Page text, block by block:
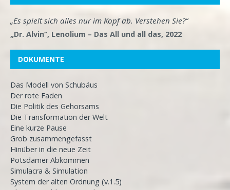
„Es spielt sich alles nur im Kopf ab. Verstehen Sie?“
„Dr. Alvin“, Lenolium – Das All und all das, 2022
DOKUMENTE
Das Modell von Schubäus
Der rote Faden
Die Politik des Gehorsams
Die Transformation der Welt
Eine kurze Pause
Grob zusammengefasst
Hinüber in die neue Zeit
Potsdamer Abkommen
Simulacra & Simulation
System der alten Ordnung (v.1.5)